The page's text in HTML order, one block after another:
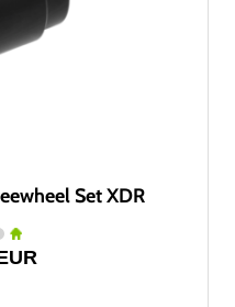
Set XDR